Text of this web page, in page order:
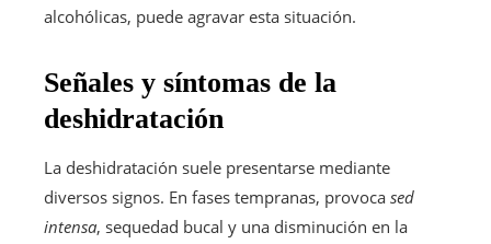
alcohólicas, puede agravar esta situación.
Señales y síntomas de la
deshidratación
La deshidratación suele presentarse mediante
diversos signos. En fases tempranas, provoca sed
intensa, sequedad bucal y una disminución en la